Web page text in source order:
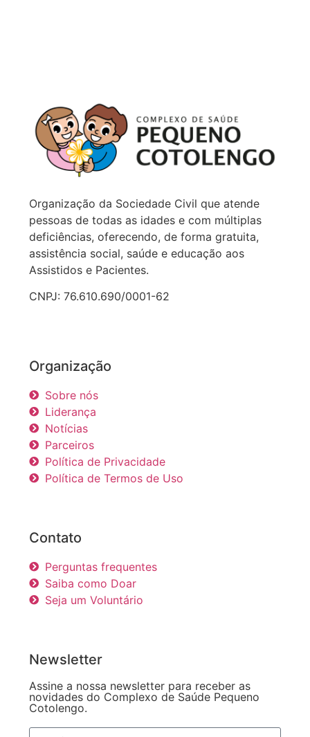
Organização da Sociedade Civil que atende
pessoas de todas as idades e com múltiplas
deficiências, oferecendo, de forma gratuita,
assistência social, saúde e educação aos
Assistidos e Pacientes.
CNPJ: 76.610.690/0001-62
Organização
Sobre nós
Liderança
Notícias
Parceiros
Política de Privacidade
Política de Termos de Uso
Contato
Perguntas frequentes
Saiba como Doar
Seja um Voluntário
Newsletter
Assine a nossa newsletter para receber as
novidades do Complexo de Saúde Pequeno
Cotolengo.